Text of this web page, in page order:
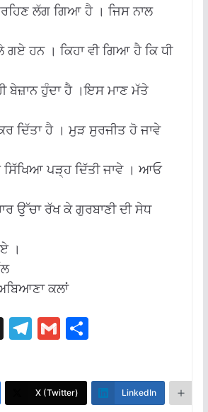
ਲੱਗ ਗਿਆ ਹੈ । ਜਿਸ ਨਾਲ
ਗਏ ਹਨ । ਕਿਹਾ ਵੀ ਗਿਆ ਹੈ ਕਿ ਧੀ
ਬੇਜ਼ਾਨ ਹੁੰਦਾ ਹੈ ।ਇਸ ਮਾਣ ਮੱਤੇ
ਦਿੱਤਾ ਹੈ । ਮੁੜ ਸੁਰਜੀਤ ਹੋ ਜਾਵੇ
ਪੜ੍ਹ ਦਿੱਤੀ ਜਾਵੇ । ਆਓ
ਉੱਚਾ ਰੱਖ ਕੇ ਗੁਰਬਾਣੀ ਦੀ ਸੇਧ
।
ਕਲਾਂ
X T
e
gr
G
ai
l
S
ar
e
X (Twitter) LinkedIn